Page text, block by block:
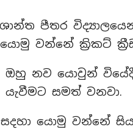
පීතර
වන්නේ ක්‍රිකට්
නව යොවුන්
සමත් වනවා.
යොමු වන්නේ සිය